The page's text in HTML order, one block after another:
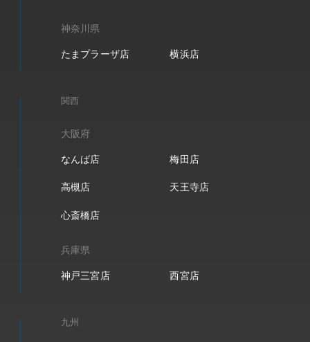
神奈川県
たまプラーザ店 横浜店
関西
大阪府
なんば店 梅田店
高槻店 天王寺店
心斎橋店
兵庫県
神戸三宮店 西宮店
九州